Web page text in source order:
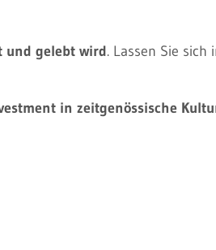
und gelebt wird. Lassen Sie
in zeitgenössische